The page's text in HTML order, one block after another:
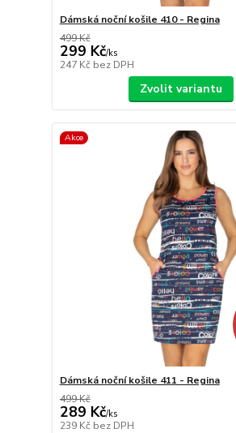
Dámská noční košile 410 - Regina
499 Kč
299 Kč/ks
247 Kč bez DPH
Zvolit variantu
Akce
Dámská noční košile 411 - Regina
499 Kč
289 Kč/ks
239 Kč bez DPH